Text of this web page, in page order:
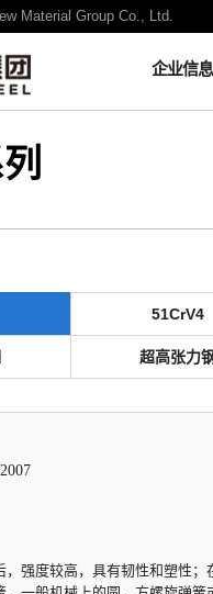
Material Group Co., Ltd.
企业信息
NINE STEEL产品
51CrV4
超高张力钢
，强度较高，具有韧性和塑性